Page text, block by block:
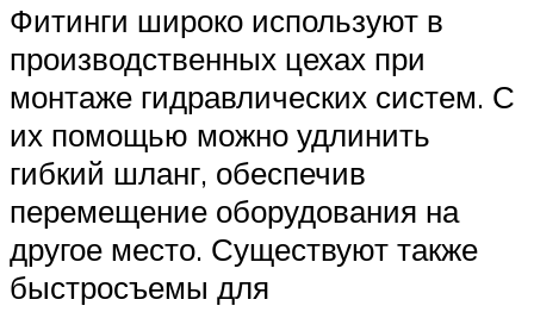
Фитинги широко используют в
производственных цехах при
монтаже гидравлических систем. С
их помощью можно удлинить
гибкий шланг, обеспечив
перемещение оборудования на
другое место. Существуют также
быстросъемы для